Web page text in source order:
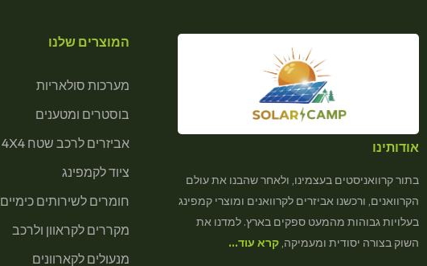
אודותינו
בתור קרוואניסטים בעצמינו, ולאחר שהבנו את עולם
הקרוואנים, ורכשנו אביזרים לקרוואנים ומוצרי קמפינג
בעלויות גבוהות מהמעט ספקים בארץ. למדנו את
השוק בצורה יסודית ומעמיקה, קרא עוד…
המוצרים שלנו
מערכות סולאריות
בוסטרים ומטענים
אביזרים לרכב שטח 4X4
ציוד לקמפינג
חומרים לשירותים כימיים
מקררים לקראוון ולרכב
מנעולים לקארוונים